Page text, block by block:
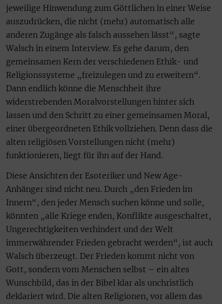
jeweilige Hinwendung zum Göttlichen in einer Weise
auszudrücken, die nicht (mehr) automatisch alle
anderen Zugänge als falsch aussehen lässt“, sagte
Walsch in einem Interview. Es gehe darum, den
gemeinsamen Kern der verschiedenen Ethik- und
Religionssysteme „freizulegen und zu erweitern“.
Dann endlich könne die Menschheit ihre
widerstrebenden Moralvorstellungen hinter sich
lassen und den Schritt zu einer gemeinsamen Moral,
einer übergeordneten Ethik vollziehen. Denn dass die
alten religiösen Vorstellungen nicht (mehr)
funktionieren, liegt für ihn auf der Hand.
Diese Ansichten der Esoteriker und New Age-
Anhänger sind nicht neu. Durch „den Frieden im
Innern“, den jeder Mensch suchen könne und solle,
könnten „alle Kriege enden, Konflikte ausgeschaltet,
Ungerechtigkeiten verhindert und der Welt
immerwährender Frieden gebracht werden“, ist auch
Walsch überzeugt. Der Frieden kommt nicht von
Gott, sondern vom Menschen selbst – ein altes
Wunschbild, das in der Bibel klar als unchristlich
deklariert wird. Die alten Religionen, vor allem das